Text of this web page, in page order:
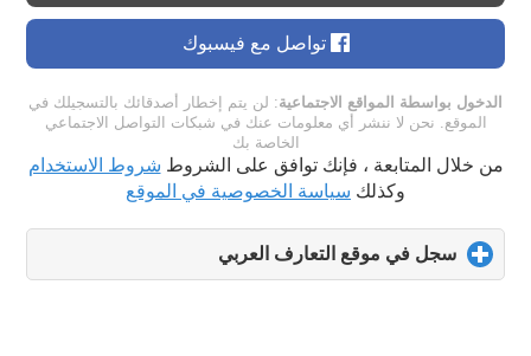
تواصل مع فيسبوك
الدخول بواسطة المواقع الاجتماعية: لن يتم إخطار أصدقائك بالتسجيلك في
الموقع. نحن لا ننشر أي معلومات عنك في شبكات التواصل الاجتماعي
الخاصة بك
من خلال المتابعة ، فإنك توافق على الشروط شروط الاستخدام
وكذلك سياسة الخصوصية في الموقع
سجل في موقع التعارف العربي
to